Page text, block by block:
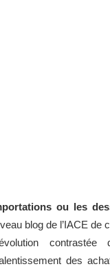
ou les
blog de l’IACE de
contrastée
des